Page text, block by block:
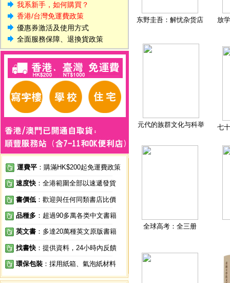
我系新手，如何購買？
香港/台灣免運費政策
優惠券激活及使用方式
全面服務保障、退換貨政策
運費平 ：購滿HK$200起免運費政策
速度快 ：全港範圍全部以速遞發貨
書價低 ：歡迎與任何同類書店比價
品種多 ：超過90多萬各类中文書籍
英文書 ：多達20萬種英文原版書籍
找書快 ：提供資料，24小時內反饋
環保包裝 ：採用紙箱、氣泡紙材料
东野圭吾：解忧杂货店 放
元代的族群文化与科举 七
全球高考：全三册